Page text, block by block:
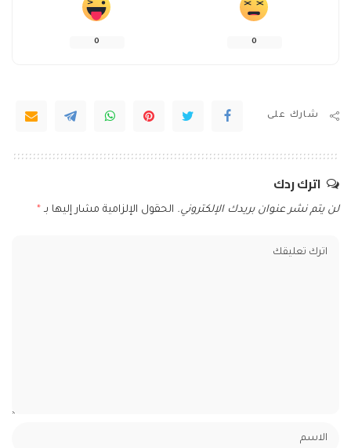
0
0
شارك على
اترك ردك
لن يتم نشر عنوان بريدك الإلكتروني. الحقول الإلزامية مشار إليها بـ *